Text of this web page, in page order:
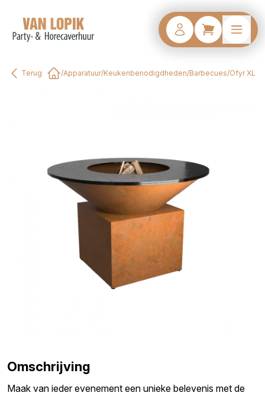
Terug
/Apparatuur/Keukenbenodigdheden/Barbecues/Ofyr XL
Omschrijving
Maak van ieder evenement een unieke belevenis met de